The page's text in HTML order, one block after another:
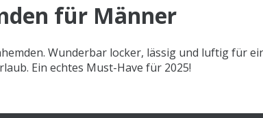
für Männer
Wunderbar locker, lässig und luftig für
Ein echtes Must-Have für 2025!